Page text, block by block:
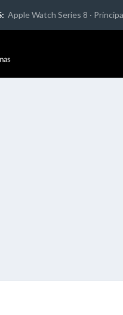
Apple Watch Series 8 ·